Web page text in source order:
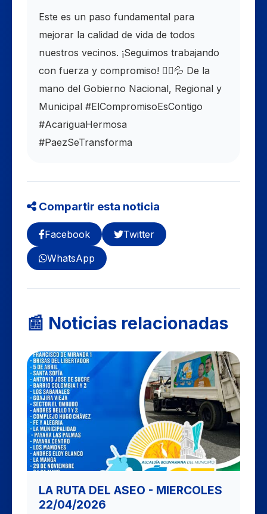
​Este es un paso fundamental para
mejorar la calidad de vida de todos
nuestros vecinos. ¡Seguimos trabajando
con fuerza y compromiso! 👷‍♂️💦 De la
mano del Gobierno Nacional, Regional y
Municipal #ElCompromisoEsContigo
#AcariguaHermosa
#PaezSeTransforma
Compartir esta noticia
Facebook
Twitter
WhatsApp
📰 Noticias relacionadas
LA RUTA DEL ASEO - MIERCOLES
22/04/2026